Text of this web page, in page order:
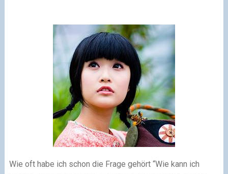
Wie oft habe ich schon die Frage gehört “Wie kann ich